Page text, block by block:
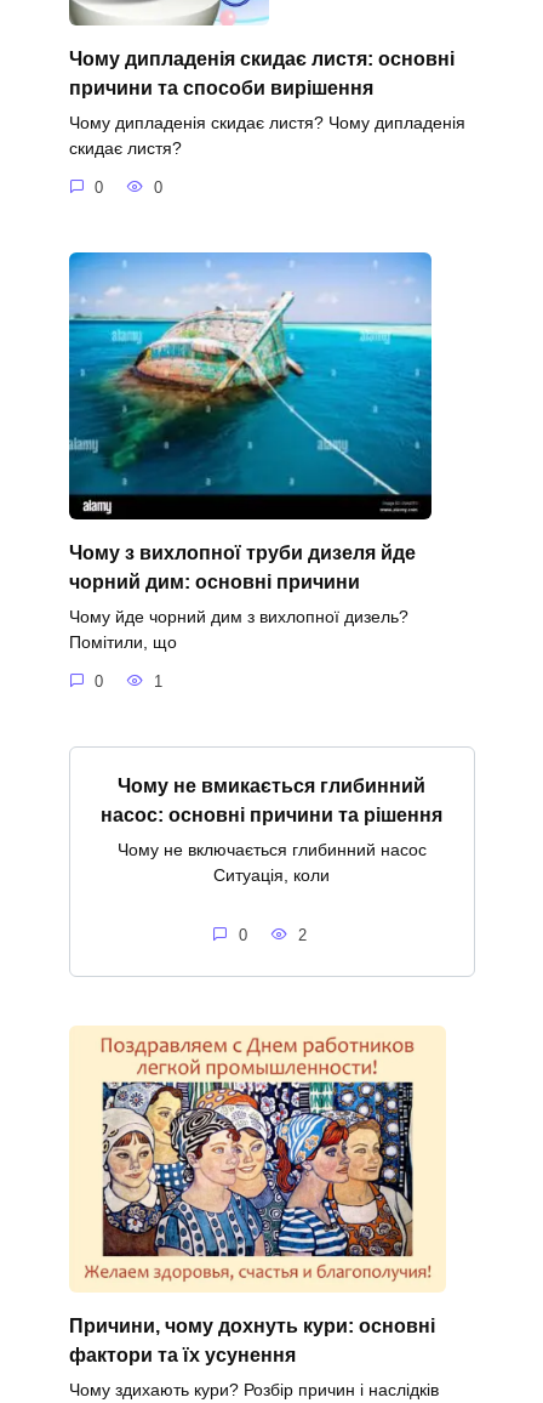
Чому дипладенія скидає листя: основні
причини та способи вирішення
Чому дипладенія скидає листя? Чому дипладенія
скидає листя?
0 0
Чому з вихлопної труби дизеля йде
чорний дим: основні причини
Чому йде чорний дим з вихлопної дизель?
Помітили, що
0 1
Чому не вмикається глибинний
насос: основні причини та рішення
Чому не включається глибинний насос
Ситуація, коли
0 2
Причини, чому дохнуть кури: основні
фактори та їх усунення
Чому здихають кури? Розбір причин і наслідків